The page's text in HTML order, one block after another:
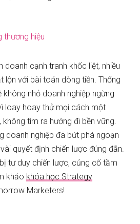
doanh cạnh tranh khốc liệt, nhiều
lộn với bài toán dòng tiền. Thống
nhỏ doanh nghiệp ngừng
loay hoay thử mọi cách một
tìm ra hướng đi bền vững.
doanh nghiệp đã bứt phá ngoạn
quyết định chiến lược đúng đắn.
tư duy chiến lược, củng cố tầm
khảo khóa học Strategy
Marketers!